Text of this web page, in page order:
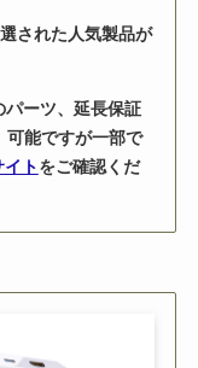
された人気製品が
パーツ、延長保証
可能ですが一部で
イト をご確認くだ